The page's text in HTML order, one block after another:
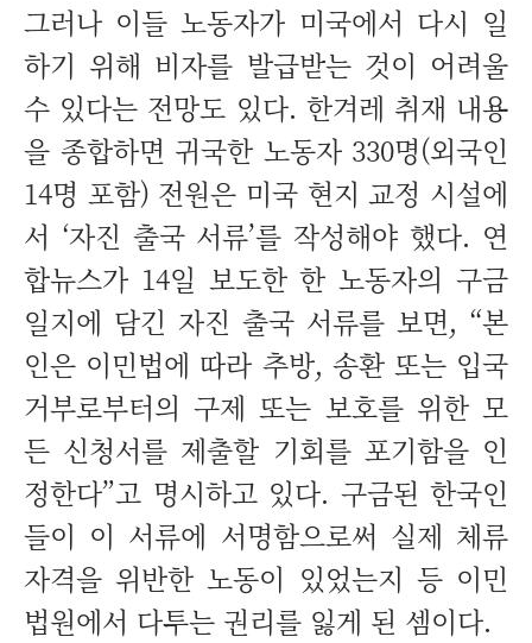
그러나 이들 노동자가 미국에서 다시 일
하기 위해 비자를 발급받는 것이 어려울
수 있다는 전망도 있다. 한겨레 취재 내용
을 종합하면 귀국한 노동자 330명(외국인
14명 포함) 전원은 미국 현지 교정 시설에
서 ‘자진 출국 서류’를 작성해야 했다. 연
합뉴스가 14일 보도한 한 노동자의 구금
일지에 담긴 자진 출국 서류를 보면, “본
인은 이민법에 따라 추방, 송환 또는 입국
거부로부터의 구제 또는 보호를 위한 모
든 신청서를 제출할 기회를 포기함을 인
정한다”고 명시하고 있다. 구금된 한국인
들이 이 서류에 서명함으로써 실제 체류
자격을 위반한 노동이 있었는지 등 이민
법원에서 다투는 권리를 잃게 된 셈이다.